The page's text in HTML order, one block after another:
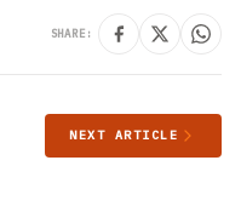
SHARE:
NEXT ARTICLE